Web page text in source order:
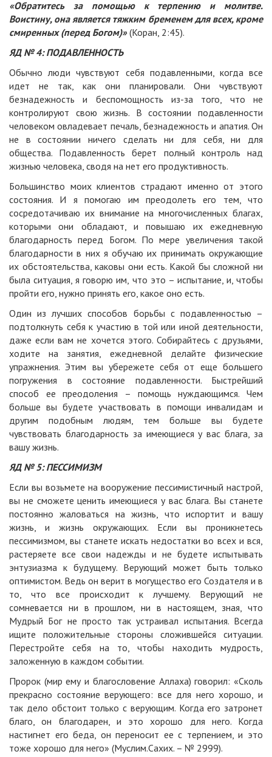
«Обратитесь за помощью к терпению и молитве.
Воистину, она является тяжким бременем для всех, кроме
смиренных (перед Богом)»(Коран, 2:45).
ЯД № 4: ПОДАВЛЕННОСТЬ
Обычно люди чувствуют себя подавленными, когда все
идет не так, как они планировали. Они чувствуют
безнадежность и беспомощность из-за того, что не
контролируют свою жизнь. В состоянии подавленности
человеком овладевает печаль, безнадежность и апатия. Он
не в состоянии ничего сделать ни для себя, ни для
общества. Подавленность берет полный контроль над
жизнью человека, сводя на нет его продуктивность.
Большинство моих клиентов страдают именно от этого
состояния. И я помогаю им преодолеть его тем, что
сосредотачиваю их внимание на многочисленных благах,
которыми они обладают, и повышаю их ежедневную
благодарность перед Богом. По мере увеличения такой
благодарности в них я обучаю их принимать окружающие
их обстоятельства, каковы они есть. Какой бы сложной ни
была ситуация, я говорю им, что это – испытание, и, чтобы
пройти его, нужно принять его, какое оно есть.
Один из лучших способов борьбы с подавленностью –
подтолкнуть себя к участию в той или иной деятельности,
даже если вам не хочется этого. Собирайтесь с друзьями,
ходите на занятия, ежедневной делайте физические
упражнения. Этим вы убережете себя от еще большего
погружения в состояние подавленности. Быстрейший
способ ее преодоления – помощь нуждающимся. Чем
больше вы будете участвовать в помощи инвалидам и
другим подобным людям, тем больше вы будете
чувствовать благодарность за имеющиеся у вас блага, за
вашу жизнь.
ЯД № 5: ПЕССИМИЗМ
Если вы возьмете на вооружение пессимистичный настрой,
вы не сможете ценить имеющиеся у вас блага. Вы станете
постоянно жаловаться на жизнь, что испортит и вашу
жизнь, и жизнь окружающих. Если вы проникнетесь
пессимизмом, вы станете искать недостатки во всех и вся,
растеряете все свои надежды и не будете испытывать
энтузиазма к будущему. Верующий может быть только
оптимистом. Ведь он верит в могущество его Создателя и в
то, что все происходит к лучшему. Верующий не
сомневается ни в прошлом, ни в настоящем, зная, что
Мудрый Бог не просто так устраивал испытания. Всегда
ищите положительные стороны сложившейся ситуации.
Перестройте себя на то, чтобы находить мудрость,
заложенную в каждом событии.
Пророк (мир ему и благословение Аллаха) говорил: «Сколь
прекрасно состояние верующего: все для него хорошо, и
так дело обстоит только с верующим. Когда его затронет
благо, он благодарен, и это хорошо для него. Когда
настигнет его беда, он переносит ее с терпением, и это
тоже хорошо для него» (Муслим.Сахих. – № 2999).